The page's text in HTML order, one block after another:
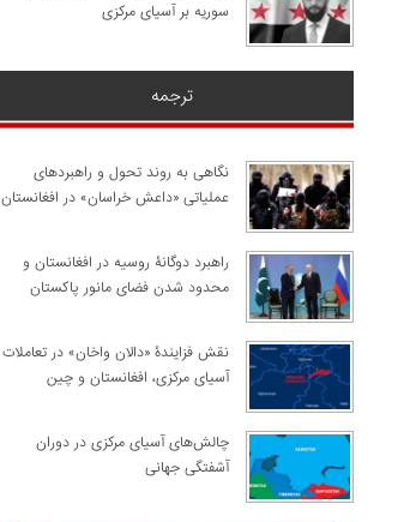
سوریه بر آسیای مرکزی
ترجمه
نگاهی به روند تحول و راهبردهای
عملیاتی «داعش خراسان» در افغانستان
راهبرد دوگانۀ روسیه در افغانستان و
محدود شدن فضای مانور پاکستان
نقش فزایندۀ «دالان واخان» در تعاملات
آسیای مرکزی، افغانستان و چین
چالش‌های آسیای مرکزی در دوران
آشفتگی جهانی